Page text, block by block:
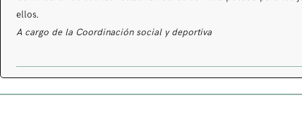
ellos.
A cargo de la Coordinación social y deportiva